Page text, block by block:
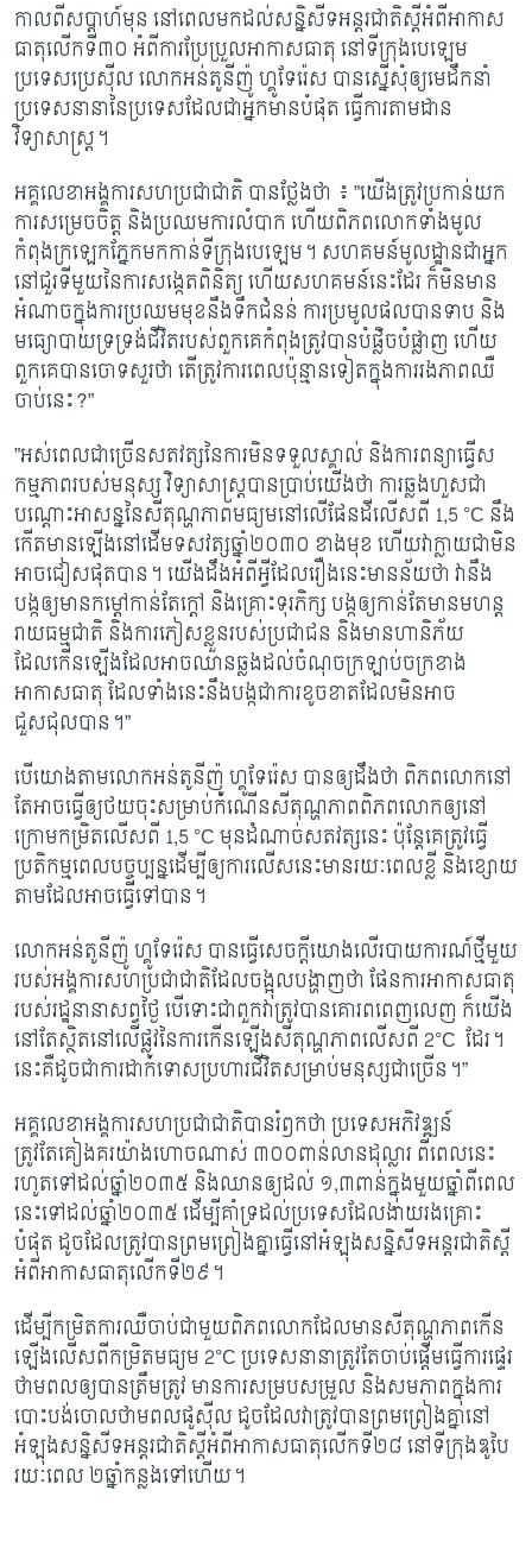
កាលពីសប្តាហ៍មុន នៅពេលមកដល់សន្និសីទអន្តរជាតិស្តីអំពីអាកាស
ធាតុលើកទី៣០ អំពី​ការ​ប្រែប្រួល​អាកាសធាតុ នៅទីក្រុងបេឡេម
ប្រទេសប្រេស៊ីល លោកអន់តូនីញ៉ូ ហ្គូទែរ៉េស បាន​ស្នើសុំឲ្យមេដឹកនាំ
ប្រទេសនានានៃប្រទេសដែលជាអ្នកមាន​បំផុត ធ្វើការតាមដាន​
វិទ្យាសាស្រ្ត។
អគ្គលេខាអង្គការសហប្រជាជាតិ បានថ្លែងថា ៖ ”យើងត្រូវ​ប្រកាន់​យក
ការសម្រេចចិត្ត​ និង​ប្រឈម​ការលំបាក ហើយពិភពលោកទាំងមូល​
កំពុងក្រឡេក​ភ្នែកមកកាន់ទីក្រុងបេឡេម។ សហគមន៍មូលដ្ឋានជាអ្នក
នៅជួរទីមួយនៃការសង្កេតពិនិត្យ ហើយ​សហគមន៍នេះដែរ ក៏មិន​មាន​​
អំណាចក្នុងការប្រឈមមុខនឹងទឹកជំនន់ ការ​ប្រមូល​ផល​បានទាប និង
មធ្យោបាយ​ទ្រទ្រង់​ជីវិត​របស់ពួកគេកំពុងត្រូវបានបំផ្លិចបំផ្លាញ ហើយ
ពួកគេ​បាន​ចោទសួរថា តើត្រូវការ​ពេល​ប៉ុន្មាន​​ទៀតក្នុងការរងភាពឈឺ
ចាប់នេះ?”
”អស់ពេលជាច្រើនសតវត្សនៃការមិនទទួលស្គាល់ និងការពន្យាធ្វើស
កម្មភាពរបស់មនុស្ស វិទ្យាសាស្រ្ត​បាន​ប្រាប់យើងថា ការឆ្លងហួសជា
បណ្តោះអាសន្ននៃសីតុណ្ហភាពមធ្យម​នៅលើ​ផែនដី​​លើសពី 1,5 °C នឹង
កើតមានឡើង​នៅដើមទសវត្សឆ្នាំ២០៣០ ខាងមុខ ហើយវាក្លាយ​ជាមិន
អាចជៀសផុតបាន។ យើងដឹងអំពីអ្វីដែលរឿងនេះមានន័យថា វានឹង
បង្កឲ្យមាន​កម្តៅ​កាន់​តែក្តៅ និងគ្រោះទុរភិក្ស បង្កឲ្យកាន់តែមានមហន្ត
រាយធម្មជាតិ និងការភៀសខ្លួន​របស់​​ប្រជាជន និងមានហានិភ័យ​
ដែលកើនឡើងដែលអាចឈានឆ្លងដល់ចំណុចក្រឡាប់​ចក្រ​​ខាង​​​
អាកាសធាតុ ដែលទាំងនេះនឹងបង្កជាការខូចខាតដែលមិនអាច
ជួសជុលបាន។”
បើយោងតាមលោកអន់តូនីញ៉ូ ហ្គូទែរ៉េស បានឲ្យដឹងថា ពិភពលោកនៅ​
តែអាច​ធ្វើឲ្យ​ថយ​ចុះ​សម្រាប់​កំណើនសីតុណ្ហភាពពិភពលោកឲ្យនៅ
ក្រោម​កម្រិតលើសពី 1,5 °Cមុនដំណាច់​សតវត្ស​នេះ ប៉ុន្តែគេត្រូវធ្វើ
ប្រតិកម្មពេលបច្ចុប្បន្នដើម្បីឲ្យការលើសនេះមានរយៈពេលខ្លី និង​ខ្សោយ​
តាមដែលអាចធ្វើទៅបាន។
លោកអន់តូនីញ៉ូ ហ្គូទែរ៉េស បានធ្វើសេចក្តីយោងលើរបាយការណ៍ថ្មីមួយ
របស់អង្គការសហ​ប្រ​ជាជាតិដែលចង្អុលបង្ហាញថា ផែនការអាកាសធាតុ
របស់រដ្ឋនានាសព្វថ្ងៃ បើទោះជាពួកវាត្រូវ​បាន​​គោរព​​ពេញលេញ ក៏យើង
នៅតែស្ថិតនៅលើផ្លូវ​នៃការកើនឡើងសីតុណ្ហភាពលើសពី2°C ដែរ។
នេះ​គឺដូចជាការដាក់ទោសប្រហារជីវិតសម្រាប់មនុស្សជាច្រើន។”
អគ្គលេខាអង្គការសហប្រជាជាតិបានរំឭកថា ប្រទេសអភិវឌ្ឍន៍
ត្រូវតែគៀងគរយ៉ាងហោច​ណាស់ ៣០០ពាន់លានដុល្លារ ពីពេលនេះ
រហូតទៅដល់ឆ្នាំ២០៣៥ និងឈាន​ឲ្យ​ដល់ ១,៣​ពាន់​ក្នុងមួយឆ្នាំពីពេល
នេះ​ទៅដល់ឆ្នាំ២០៣៥ ដើម្បីគាំទ្រដល់ប្រទេស​ដែល​ងាយ​រងគ្រោះ​
បំផុត ដូចដែលត្រូវបានព្រមព្រៀងគ្នាធ្វើនៅអំឡុងសន្និសីទអន្តរជាតិស្តី​
អំពី​អាកាសធាតុលើក​ទី​២៩។
ដើម្បីកម្រិតការឈឺចាប់ជាមួយពិភពលោកដែលមានសីតុណ្ហភាពកើន
ឡើងលើសពីកម្រិត​មធ្យម2°Cប្រទេសនានាត្រូវតែចាប់ផ្តើមធ្វើការផ្ទេរ
ថាមពលឲ្យបានត្រឹមត្រូវ មានការ​សម្រប​សម្រួល និងសមភាពក្នុងការ
បោះបង់ចោលថាមពលផូស៊ីល ដូចដែលវាត្រូវបាន​ព្រម​ព្រៀង​គ្នានៅ
អំឡុងសន្និសីទអន្តរជាតិស្តីអំពីអាកាសធាតុលើកទី២៨ នៅទីក្រុងឌូបៃ
រយៈ​ពេល ២ឆ្នាំ​កន្លង​ទៅហើយ។